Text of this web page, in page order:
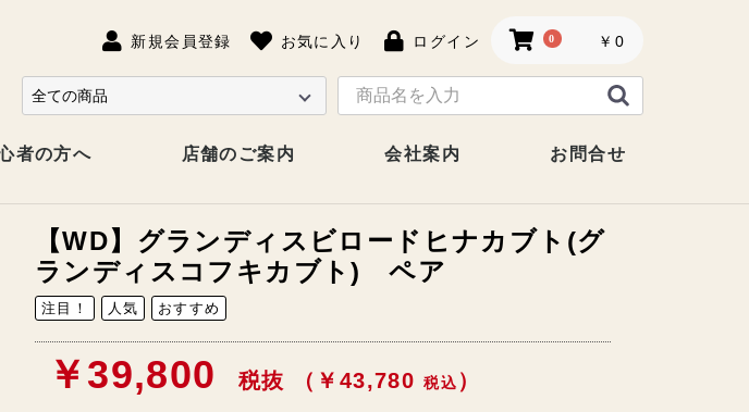
新規会員登録 お気に入り ログイン 0 ￥0
者の方へ 店舗のご案内 会社案内 お問合せ
【WD】グランディスビロードヒナカブト(グ
ランディスコフキカブト) ペア
注目！ 人気 おすすめ
￥39,800 税抜 （￥43,780 税込 ）